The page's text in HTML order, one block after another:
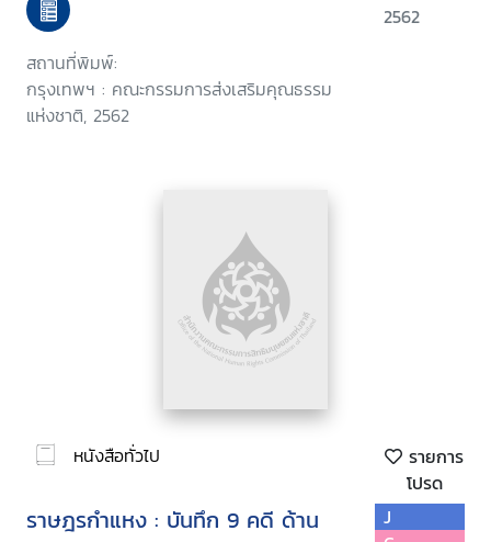
สถานที่พิมพ์:
กรุงเทพฯ : คณะกรรมการส่งเสริมคุณธรรม
แห่งชาติ, 2562
2562
หนังสือทั่วไป
รายการ
โปรด
ราษฎรกำแหง : บันทึก 9 คดี ด้าน
J